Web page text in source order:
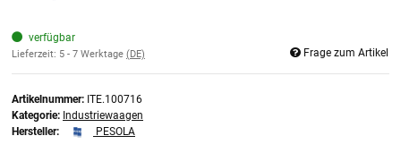
verfügbar
Lieferzeit: 5 - 7 Werktage (DE) Frage zum Artikel
Artikelnummer: ITE.100716
Kategorie: Industriewaagen
Hersteller:
PESOLA